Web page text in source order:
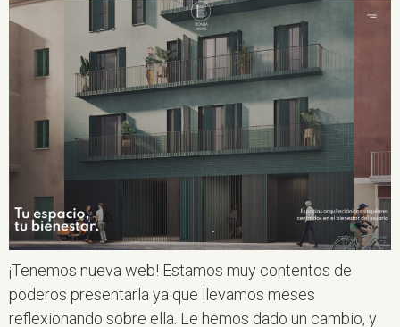
¡Tenemos nueva web! Estamos muy contentos de
poderos presentarla ya que llevamos meses
reflexionando sobre ella. Le hemos dado un cambio, y